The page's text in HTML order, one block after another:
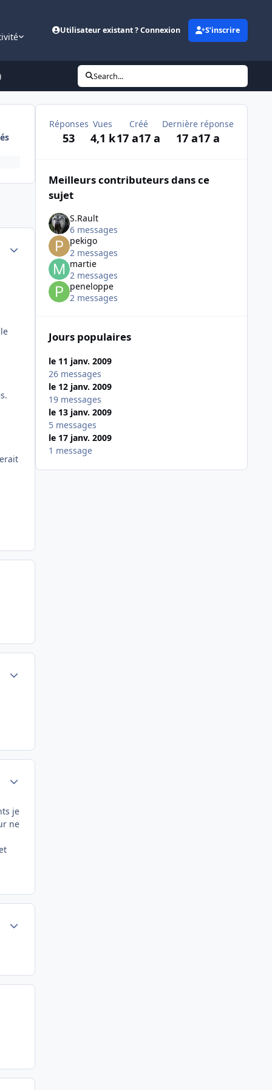
Utilisateur existant ? Connexion S’inscrire
Search...
Author stats
je
ne
Réponses
53
Vues
4,1 k
Créé
17 a17 a
Dernière réponse
17 a17 a
Meilleurs contributeurs dans ce
sujet
S.Rault
6 messages
pekigo
2 messages
martie
2 messages
peneloppe
2 messages
Jours populaires
le 11 janv. 2009
26 messages
le 12 janv. 2009
19 messages
le 13 janv. 2009
5 messages
le 17 janv. 2009
1 message